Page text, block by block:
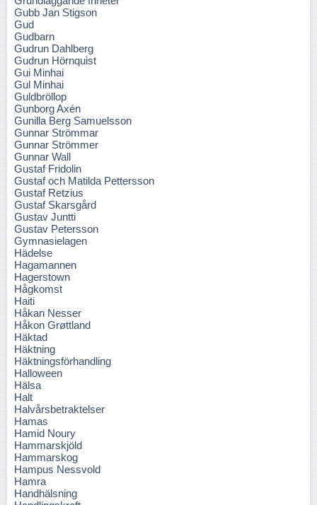
Gubb Jan Stigson
Gud
Gudbarn
Gudrun Dahlberg
Gudrun Hörnquist
Gui Minhai
Gul Minhai
Guldbröllop
Gunborg Axén
Gunilla Berg Samuelsson
Gunnar Strömmar
Gunnar Strömmer
Gunnar Wall
Gustaf Fridolin
Gustaf och Matilda Pettersson
Gustaf Retzius
Gustaf Skarsgård
Gustav Juntti
Gustav Petersson
Gymnasielagen
Hädelse
Hagamannen
Hagerstown
Hågkomst
Haiti
Håkan Nesser
Håkon Grøttland
Häktad
Häktning
Häktningsförhandling
Halloween
Hälsa
Halt
Halvårsbetraktelser
Hamas
Hamid Noury
Hammarskjöld
Hammarskog
Hampus Nessvold
Hamra
Handhälsning